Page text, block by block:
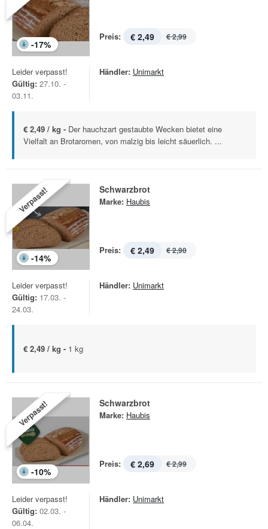
-17%
Preis: € 2,49 € 2,99
Leider verpasst!
Gültig: 27.10. -
03.11.
Händler: Unimarkt
€ 2,49 / kg - Der hauchzart gestaubte Wecken bietet eine
Vielfalt an Brotaromen, von malzig bis leicht säuerlich. ...
Verpasst!
-14%
Schwarzbrot
Marke: Haubis
Preis: € 2,49 € 2,90
Leider verpasst!
Gültig: 17.03. -
24.03.
Händler: Unimarkt
€ 2,49 / kg - 1 kg
Verpasst!
-10%
Schwarzbrot
Marke: Haubis
Preis: € 2,69 € 2,99
Leider verpasst!
Gültig: 02.03. -
06.04.
Händler: Unimarkt